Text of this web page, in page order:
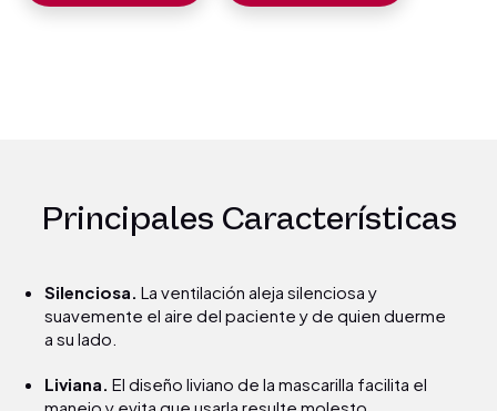
Principales Características
Silenciosa. La ventilación aleja silenciosa y
suavemente el aire del paciente y de quien duerme
a su lado.
Liviana. El diseño liviano de la mascarilla facilita el